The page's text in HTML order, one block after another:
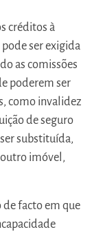
créditos à
ser exigida
as comissões
poderem ser
como invalidez
de seguro
substituída,
imóvel,
de facto em que